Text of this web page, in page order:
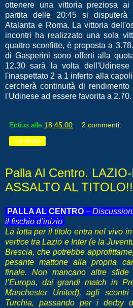
ottenere una vittoria preziosa
partita delle 20:45 si disputerà
Atalanta e Roma. La vittoria
incontri ha realizzato una sola
quattro sconfitte, è proposta a
di Gasperini sono offerti alla
12.30 sarà la volta
l'inaspettato 2 a 1 inferto alla
cercherà continuità di
l'Udinese ad essere favorita a 2.70.
Entius alle 18:45:00 2 commenti:
Condividi
Palla Al Centro.
ASSALTO AL
PALLA AL CENTRO –
il fischio d’inizio
La lotta per il titolo entra nel vivo
vertice tra Lazio e Inter (e la
Brescia, che potrebbe
pesante mattone alla propria
finale. Non mancano altre
l’Europa, dai grandi match in
Manchester United), agli
Turchia, passando per i derby